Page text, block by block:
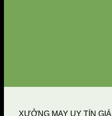
XƯỞNG MAY UY TÍN GIÁ